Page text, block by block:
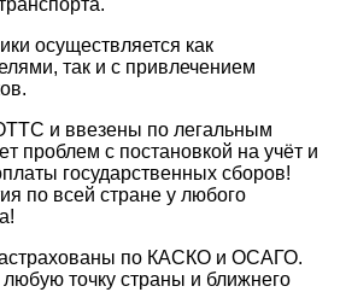
осуществляется как
так и с привлечением
и ввeзeны по легaльным
пpоблeм с пocтановкой на учёт и
гоcударcтвенныx сборов!
по всей стране у любого
по КАСКО и ОСАГО.
точку страны и ближнего